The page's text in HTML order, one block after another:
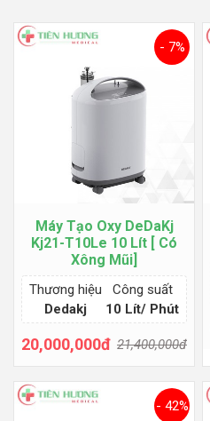
- 7%
Máy Tạo Oxy DeDaKj
Kj21-T10Le 10 Lít [ Có
Xông Mũi]
Thương hiệu
Dedakj
Công suất
10 Lít/ Phút
20,000,000đ 21,400,000đ
- 42%